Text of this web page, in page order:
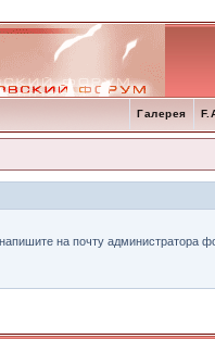
Галерея
на почту администратора